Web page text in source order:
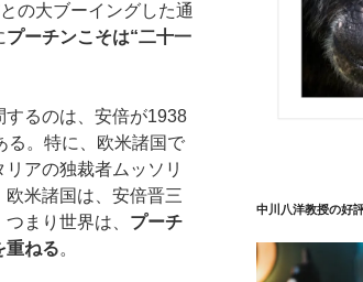
の大ブーイングした通
プーチンこそは“二十一
るのは、安倍が1938
る。特に、欧米諸国で
アの独裁者ムッソリ
米諸国は、安倍晋三
まり世界は、 プーチ
重ねる。
中川八洋教授の好